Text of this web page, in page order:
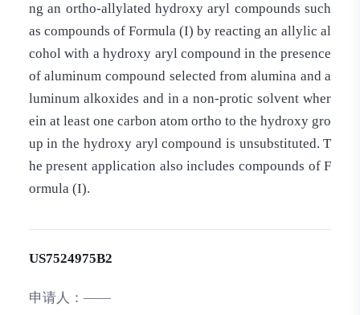
ng an ortho-allylated hydroxy aryl compounds such
as compounds of Formula (I) by reacting an allylic al
cohol with a hydroxy aryl compound in the presence
of aluminum compound selected from alumina and a
luminum alkoxides and in a non-protic solvent wher
ein at least one carbon atom ortho to the hydroxy gro
up in the hydroxy aryl compound is unsubstituted. T
he present application also includes compounds of F
ormula (I).
US7524975B2
申请人： ——